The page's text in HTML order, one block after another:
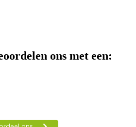
ons met een: